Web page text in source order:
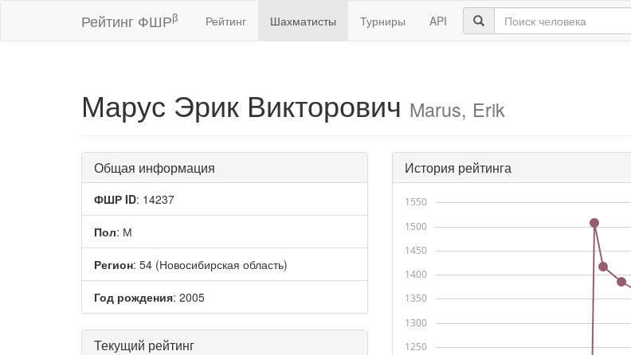
Рейтинг ФШРβ Рейтинг Шахматисты Турниры API
Марус Эрик Викторович Marus, Erik
Общая информация
ФШР ID: 14237
Пол: М
Регион: 54 (Новосибирская область)
Год рождения: 2005
Текущий рейтинг
История рейтинга
1250
1300
1350
1400
1450
1500
1550